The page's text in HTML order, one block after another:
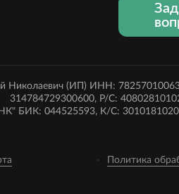
Николаевич (ИП) ИНН:
314784729300600, Р/С:
БИК: 044525593, К/С:
Политика